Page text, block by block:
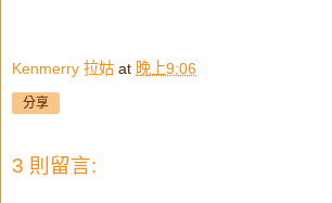
Kenmerry 拉姑 at 晚上9:06
分享
3 則留言: